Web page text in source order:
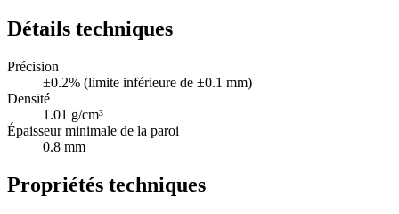
Détails techniques
Précision
±0.2% (limite inférieure de ±0.1 mm)
Densité
1.01 g/cm³
Épaisseur minimale de la paroi
0.8 mm
Propriétés techniques